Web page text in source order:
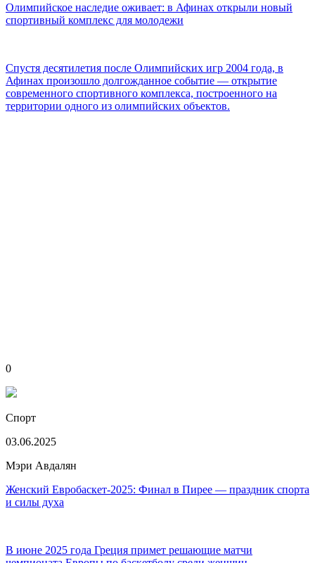
Олимпийское наследие оживает: в Афинах открыли новый
спортивный комплекс для молодежи
Спустя десятилетия после Олимпийских игр 2004 года, в
Афинах произошло долгожданное событие — открытие
современного спортивного комплекса, построенного на
территории одного из олимпийских объектов.
0
Спорт
03.06.2025
Мэри Авдалян
Женский Евробаскет-2025: Финал в Пирее — праздник спорта
и силы духа
В июне 2025 года Греция примет решающие матчи